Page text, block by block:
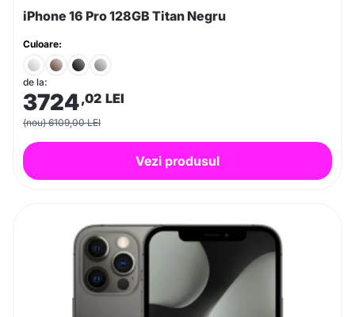
iPhone 16 Pro 128GB Titan Negru
Culoare:
de la:
3724,02 LEI
(nou) 6109,00 LEI
Vezi produsul